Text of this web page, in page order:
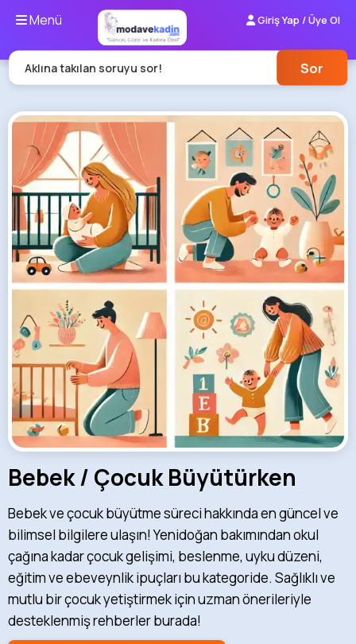
Menü Giriş Yap / Üye Ol
Aklına takılan soruyu sor! Sor
Bebek / Çocuk Büyütürken
Bebek ve çocuk büyütme süreci hakkında en güncel ve
bilimsel bilgilere ulaşın! Yenidoğan bakımından okul
çağına kadar çocuk gelişimi, beslenme, uyku düzeni,
eğitim ve ebeveynlik ipuçları bu kategoride. Sağlıklı ve
mutlu bir çocuk yetiştirmek için uzman önerileriyle
desteklenmiş rehberler burada!